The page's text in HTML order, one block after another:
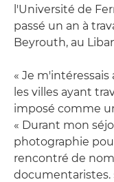
l'Université de
passé un an à
Beyrouth, au
« Je
les villes ayant
imposé comme
« Durant mon
photographie
rencontré de
documentaristes.